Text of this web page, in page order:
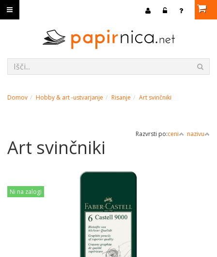
Domov Hobby & art -ustvarjanje Risanje Art svinčniki
Razvrsti po:ceni nazivu
Art svinčniki
Ni na zalogi